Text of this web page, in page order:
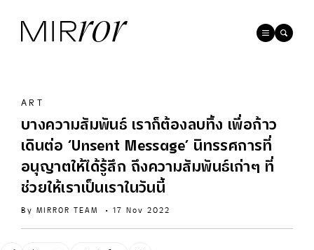
ART
บางความสัมพันธ์ เราก็ต้องลบทิ้ง เพื่อก้าว
เดินต่อ ‘Unsent Message’ นิทรรศการที่
อนุญาตให้ได้รู้สึก ถึงความสัมพันธ์เก่าๆ ที่
ช่วยให้เราเป็นเราในวันนี้
By MIRROR TEAM • 17 Nov 2022